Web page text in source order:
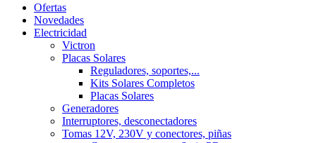
Ofertas
Novedades
Electricidad
Victron
Placas Solares
Reguladores, soportes,...
Kits Solares Completos
Placas Solares
Generadores
Interruptores, desconectadores
Tomas 12V, 230V y conectores, piñas